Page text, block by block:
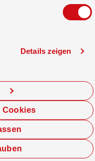
Details zeigen
Cookies